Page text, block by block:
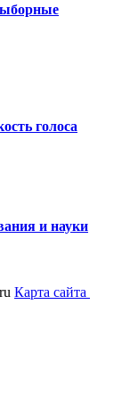
голоса
и науки
Карта сайта